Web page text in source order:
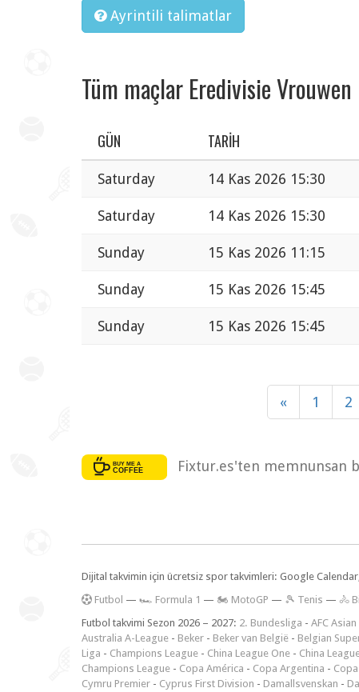
Ayrintili talimatlar
Tüm maçlar Eredivisie Vrouwen
GÜN TARIH
Saturday 14 Kas 2026 15:30
Saturday 14 Kas 2026 15:30
Sunday 15 Kas 2026 11:15
Sunday 15 Kas 2026 15:45
Sunday 15 Kas 2026 15:45
« 1 2
Fixtur.es'ten memnunsan
Dijital takvimin için ücretsiz spor takvimleri: Google
Futbol — 🏎️ Formula 1 — 🏍 MotoGP — 🎾 Tenis — 🚴
Futbol takvimi Sezon 2026 – 2027: 2. Bundesliga - AFC Asian
Australia A-League - Beker - Beker van België - Belgian
Liga - Champions League - China League One - China
Champions League - Copa América - Copa Argentina -
Cymru Premier - Cyprus First Division - Damallsvenskan -